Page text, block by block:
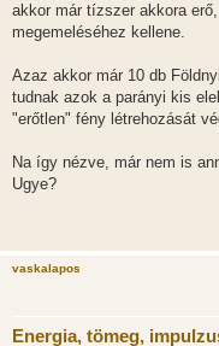
akkor már tízszer akkora
megemeléséhez kellene.
Azaz akkor már 10 db
tudnak azok a parányi kis
"erőtlen" fény létrehozását
Na így nézve, már nem is
Ugye?
vaskalapos
Energia, tömeg,